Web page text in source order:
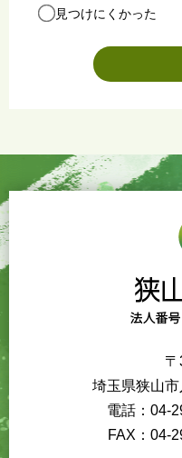
見つけにくかった
埼玉県狭山
電話：04-
FAX：04-